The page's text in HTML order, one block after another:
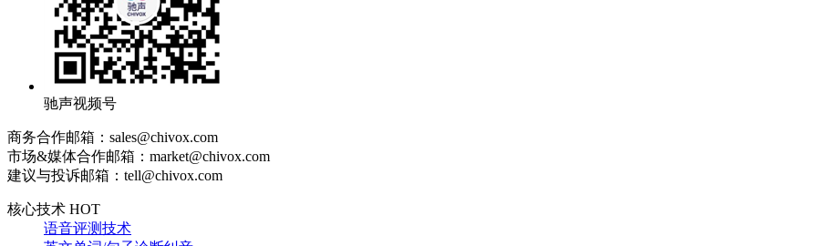
驰声视频号
商务合作邮箱：sales@chivox.com
市场&媒体合作邮箱：market@chivox.com
建议与投诉邮箱：tell@chivox.com
核心技术 HOT
语音评测技术